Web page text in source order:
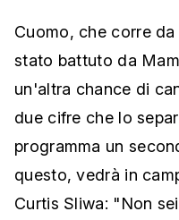
Cuomo, che corre
stato battuto da
un'altra chance di
due cifre che lo
programma un
questo, vedrà in
Curtis Sliwa: "Non